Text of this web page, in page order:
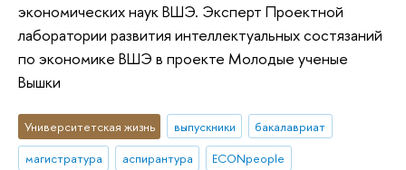
экономических наук ВШЭ. Эксперт Проектной
лаборатории развития интеллектуальных состязаний
по экономике ВШЭ в проекте Молодые ученые
Вышки
Университетская жизнь выпускники
бакалавриат
магистратура
аспирантура ECONpeople